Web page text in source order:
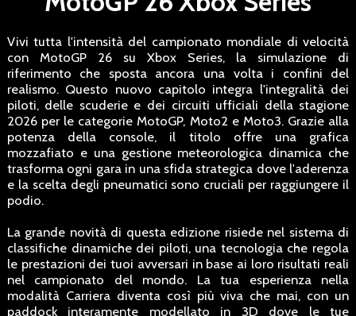
Vivi tutta l'intensità del campionato mondiale di velocità
con MotoGP 26 su Xbox Series, la simulazione di
riferimento che sposta ancora una volta i confini del
realismo. Questo nuovo capitolo integra l'integralità dei
piloti, delle scuderie e dei circuiti ufficiali della stagione
2026 per le categorie MotoGP, Moto2 e Moto3. Grazie alla
potenza della console, il titolo offre una grafica
mozzafiato e una gestione meteorologica dinamica che
trasforma ogni gara in una sfida strategica dove l'aderenza
e la scelta degli pneumatici sono cruciali per raggiungere il
podio.
La grande novità di questa edizione risiede nel sistema di
classifiche dinamiche dei piloti, una tecnologia che regola
le prestazioni dei tuoi avversari in base ai loro risultati reali
nel campionato del mondo. La tua esperienza nella
modalità Carriera diventa così più viva che mai, con un
paddock interamente modellato in 3D dove le tue